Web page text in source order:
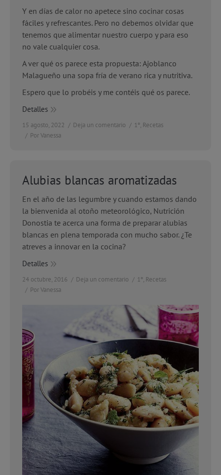
Y en días de calor no apetece sino cocinar cosas
fáciles y refrescantes. Pero no debemos olvidar que
tenemos que alimentar nuestro cuerpo y para eso
no vale cualquier cosa.
A ver qué os parece esta propuesta: Ajoblanco
Malagueño una sopa fría de verano rica y nutritiva.
Espero que lo probéis y me contéis qué os parece.
Detalles
15 agosto, 2022 Deja un comentario 1º, Recetas
PorVanessa
Alubias blancas aromatizadas
En el año de las legumbre y cuando estamos dando
la bienvenida al otoño meteorológico, Nutrición
Donostia te acerca una forma de preparar alubias
blancas en plena temporada con mucho sabor. ¿Te
atreves a innovar en la cocina?
Detalles
24 octubre, 2016 Deja un comentario 1º, Recetas
PorVanessa